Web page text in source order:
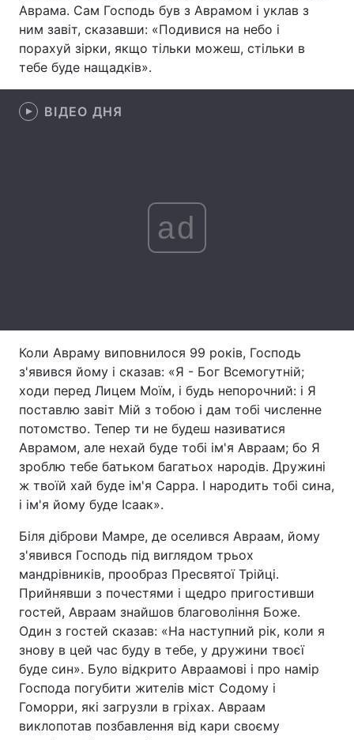
Цікавинки Погода
Екологія Регіони
Лонгріди
Тема оформлення
Аврама. Сам Господь був з Аврамом і уклав з
ним завіт, сказавши: «Подивися на небо і
порахуй зірки, якщо тільки можеш, стільки в
тебе буде нащадків».
ВІДЕО ДНЯ
ad
Коли Авраму виповнилося 99 років, Господь
з'явився йому і сказав: «Я - Бог Всемогутній;
ходи перед Лицем Моїм, і будь непорочний: і Я
поставлю завіт Мій з тобою і дам тобі численне
потомство. Тепер ти не будеш називатися
Аврамом, але нехай буде тобі ім'я Авраам; бо Я
зроблю тебе батьком багатьох народів. Дружині
ж твоїй хай буде ім'я Сарра. І народить тобі сина,
і ім'я йому буде Ісаак».
Біля діброви Мамре, де оселився Авраам, йому
з'явився Господь під виглядом трьох
мандрівників, прообраз Пресвятої Трійці.
Прийнявши з почестями і щедро пригостивши
гостей, Авраам знайшов благовоління Боже.
Один з гостей сказав: «На наступний рік, коли я
знову в цей час буду в тебе, у дружини твоєї
буде син». Було відкрито Авраамові і про намір
Господа погубити жителів міст Содому і
Гоморри, які загрузли в гріхах. Авраам
виклопотав позбавлення від кари своєму